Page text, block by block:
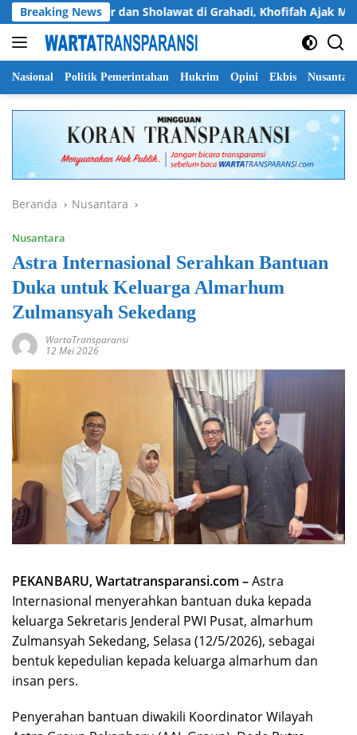
Langsung
ke
konten
Breaking News
Dzikir dan Sholawat di Grahadi, Khofifah Ajak
Nasional Politik Pemerintahan Hukrim Opini Ekbis Nusantara
Beranda Nusantara
Nusantara
Astra Internasional Serahkan Bantuan
Duka untuk Keluarga Almarhum
Zulmansyah Sekedang
WartaTransparansi
12 Mei 2026
PEKANBARU, Wartatransparansi.com –Astra
Internasional menyerahkan bantuan duka kepada
keluarga Sekretaris Jenderal PWI Pusat, almarhum
Zulmansyah Sekedang, Selasa (12/5/2026), sebagai
bentuk kepedulian kepada keluarga almarhum dan
insan pers.
Penyerahan bantuan diwakili Koordinator Wilayah